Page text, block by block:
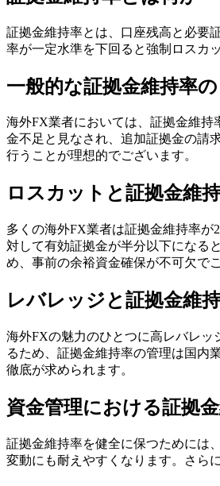
証拠金維持率とは、口座残高と必要
率が一定水準を下回ると強制ロスカ
一般的な証拠金維持率
海外FX業者においては、証拠金維持
金不足と見なされ、追加証拠金の請
行うことが理想的でございます。
ロスカットと証拠金維
多くの海外FX業者は証拠金維持率が
対して有効証拠金が半分以下になる
め、事前の余裕資金確保が不可欠で
レバレッジと証拠金維
海外FXの魅力のひとつに高レバレ
るため、証拠金維持率の管理は国内
徹底が求められます。
資金管理における証拠
証拠金維持率を健全に保つためには
変動にも耐えやすくなります。さら